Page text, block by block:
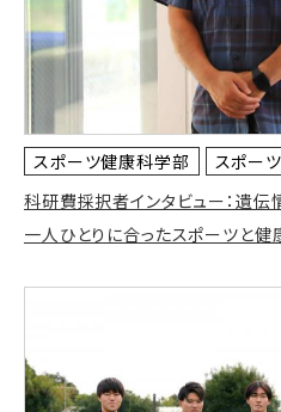
スポーツ健康科学部
スポー
科研費採択者インタビュー：遺伝
一人ひとりに合ったスポーツと健